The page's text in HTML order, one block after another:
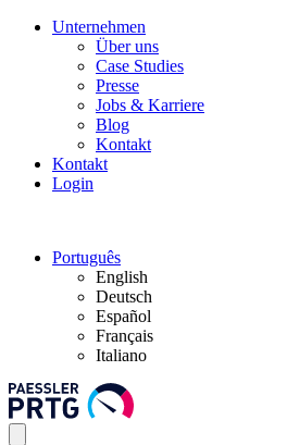
Unternehmen
Über uns
Case Studies
Presse
Jobs & Karriere
Blog
Kontakt
Kontakt
Login
Português
English
Deutsch
Español
Français
Italiano